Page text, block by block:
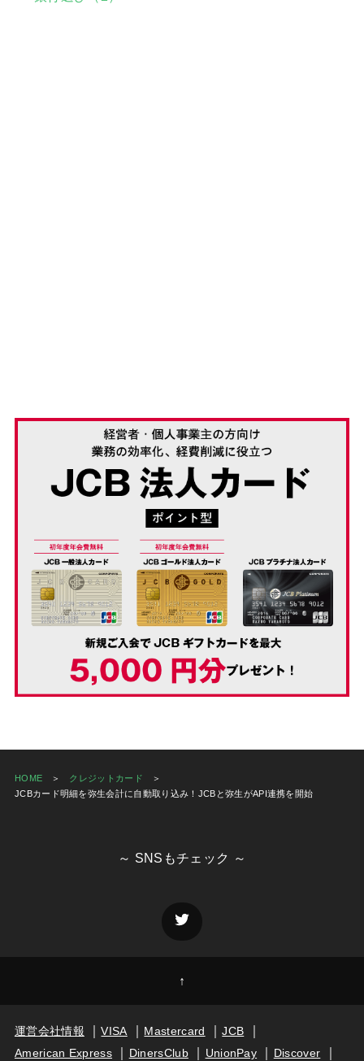
HOME
クレジットカード
JCBカード明細を弥生会計に自動取り込み！JCBと弥生がAPI連携を開始
～ SNSもチェック ～
↑
運営会社情報 VISA Mastercard
JCB
American Express
DinersClub UnionPay Discover